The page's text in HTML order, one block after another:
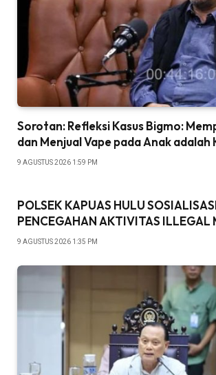
Sorotan: Refleksi Kasus Bigmo:
dan Menjual Vape pada Anak adalah
9 AGUSTUS 2026 1:59 PM
POLSEK KAPUAS HULU
PENCEGAHAN AKTIVITAS ILLEGAL
9 AGUSTUS 2026 1:35 PM